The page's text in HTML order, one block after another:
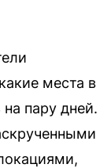
места в
на пару дней.